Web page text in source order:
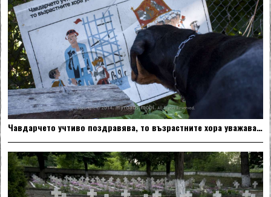
Чавдарчето учтиво поздравява, то възрастните хора уважава…